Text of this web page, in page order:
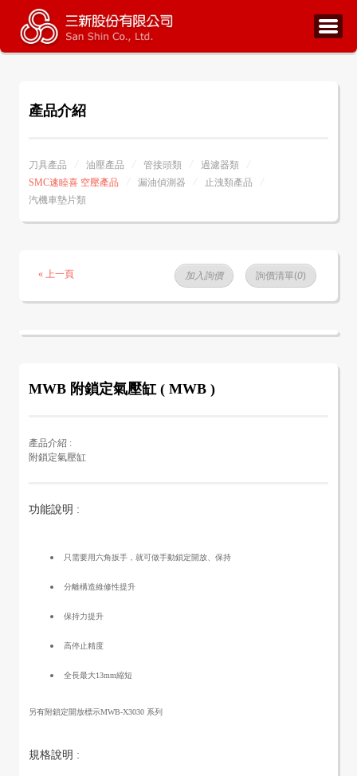
產品介紹
刀具產品 油壓產品 管接頭類
過濾器類
SMC速睦喜 空壓產品
漏油偵測器
止洩類產品
汽機車墊片類
« 上一頁 詢價清單(0)
加入詢價
MWB 附鎖定氣壓缸 ( MWB )
產品介紹 :
附鎖定氣壓缸
功能說明 :
只需要用六角扳手，就可做手動鎖定開放、保持
分離構造維修性提升
保持力提升
高停止精度
全長最大13mm縮短
另有附鎖定開放標示MWB-X3030 系列
規格說明 :